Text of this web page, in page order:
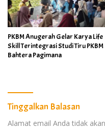
PKBM Anugerah Gelar Karya Life
Skill Terintegrasi Studi Tiru PKBM
Bahtera Pagimana
Tinggalkan Balasan
Alamat email Anda tidak